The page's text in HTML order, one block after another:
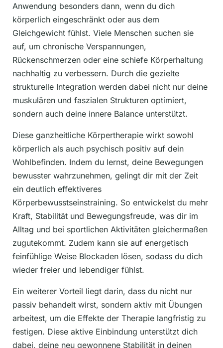
Anwendung besonders dann, wenn du dich
körperlich eingeschränkt oder aus dem
Gleichgewicht fühlst. Viele Menschen suchen sie
auf, um chronische Verspannungen,
Rückenschmerzen oder eine schiefe Körperhaltung
nachhaltig zu verbessern. Durch die gezielte
strukturelle Integration werden dabei nicht nur deine
muskulären und faszialen Strukturen optimiert,
sondern auch deine innere Balance unterstützt.
Diese ganzheitliche Körpertherapie wirkt sowohl
körperlich als auch psychisch positiv auf dein
Wohlbefinden. Indem du lernst, deine Bewegungen
bewusster wahrzunehmen, gelingt dir mit der Zeit
ein deutlich effektiveres
Körperbewusstseinstraining. So entwickelst du mehr
Kraft, Stabilität und Bewegungsfreude, was dir im
Alltag und bei sportlichen Aktivitäten gleichermaßen
zugutekommt. Zudem kann sie auf energetisch
feinfühlige Weise Blockaden lösen, sodass du dich
wieder freier und lebendiger fühlst.
Ein weiterer Vorteil liegt darin, dass du nicht nur
passiv behandelt wirst, sondern aktiv mit Übungen
arbeitest, um die Effekte der Therapie langfristig zu
festigen. Diese aktive Einbindung unterstützt dich
dabei, deine neu gewonnene Stabilität in deinen